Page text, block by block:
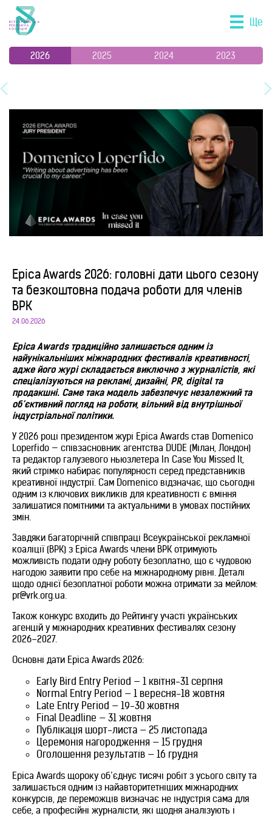
Ще
2026 2025 2024 2023
Epica Awards 2026: головні дати цього сезону
та безкоштовна подача роботи для членів
ВРК
24.06.2026
Epica Awards традиційно залишається одним із
найунікальніших міжнародних фестивалів креативності,
адже його журі складається виключно з журналістів, які
спеціалізуються на рекламі, дизайні, PR, digital та
продакшні. Саме така модель забезпечує незалежний та
об’єктивний погляд на роботи, вільний від внутрішньої
індустріальної політики.
У 2026 році президентом журі Epica Awards став Domenico
Loperfido — співзасновник агентства DUDE (Мілан, Лондон)
та редактор галузевого ньюзлетера In Case You Missed It,
який стрімко набирає популярності серед представників
креативної індустрії. Сам Domenico відзначає, що сьогодні
одним із ключових викликів для креативності є вміння
залишатися помітними та актуальними в умовах постійних
змін.
Завдяки багаторічній співпраці Всеукраїнської рекламної
коаліції (ВРК) з Epica Awards члени ВРК отримують
можливість подати одну роботу безоплатно, що є чудовою
нагодою заявити про себе на міжнародному рівні. Деталі
щодо однієї безоплатної роботи можна отримати за мейлом:
pr@vrk.org.ua.
Також конкурс входить до Рейтингу участі українських
агенцій у міжнародних креативних фестивалях сезону
2026–2027.
Основні дати Epica Awards 2026:
Early Bird Entry Period — 1 квітня-31 серпня
Normal Entry Period — 1 вересня-18 жовтня
Late Entry Period — 19-30 жовтня
Final Deadline — 31 жовтня
Публікація шорт-листа — 25 листопада
Церемонія нагородження — 15 грудня
Оголошення результатів — 16 грудня
Epica Awards щороку об’єднує тисячі робіт з усього світу та
залишається одним із найавторитетніших міжнародних
конкурсів, де переможців визначає не індустрія сама для
себе, а професійні журналісти, які щодня аналізують і